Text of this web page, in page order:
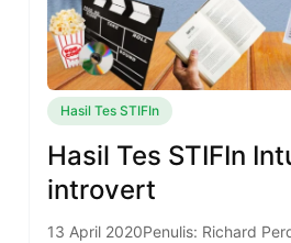
Hasil Tes STIFIn
Hasil Tes STIFIn
introvert
13 April 2020Penulis: Richard